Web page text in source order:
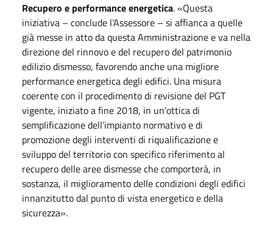
Recupero e performance energetica. «Questa
iniziativa – conclude l’Assessore – si affianca a quelle
già messe in atto da questa Amministrazione e va nella
direzione del rinnovo e del recupero del patrimonio
edilizio dismesso, favorendo anche una migliore
performance energetica degli edifici. Una misura
coerente con il procedimento di revisione del PGT
vigente, iniziato a fine 2018, in un’ottica di
semplificazione dell’impianto normativo e di
promozione degli interventi di riqualificazione e
sviluppo del territorio con specifico riferimento al
recupero delle aree dismesse che comporterà, in
sostanza, il miglioramento delle condizioni degli edifici
innanzitutto dal punto di vista energetico e della
sicurezza».